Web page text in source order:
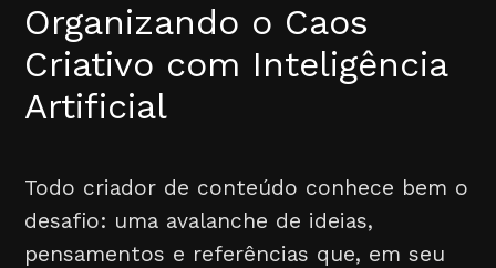
Organizando o Caos
Criativo com Inteligência
Artificial
Todo criador de conteúdo conhece bem o
desafio: uma avalanche de ideias,
pensamentos e referências que, em seu